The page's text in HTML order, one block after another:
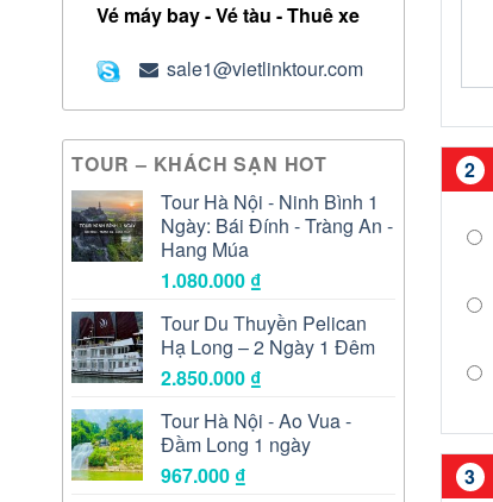
Vé máy bay - Vé tàu - Thuê xe
sale1@vietlinktour.com
TOUR – KHÁCH SẠN HOT
Tour Hà Nội - Ninh Bình 1
Ngày: Bái Đính - Tràng An -
Hang Múa
1.080.000 ₫
Tour Du Thuyền Pelican
Hạ Long – 2 Ngày 1 Đêm
2.850.000 ₫
Tour Hà Nội - Ao Vua -
Đầm Long 1 ngày
967.000 ₫
2
3